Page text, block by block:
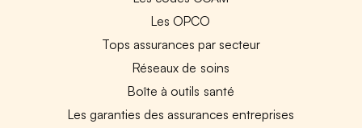
Les OPCO
Tops assurances par secteur
Réseaux de soins
Boîte à outils santé
Les garanties des assurances entreprises